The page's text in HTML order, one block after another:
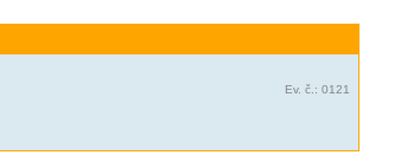
Ev. č.: 0121